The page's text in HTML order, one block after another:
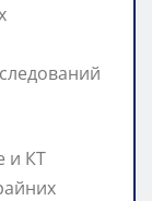
и КТ